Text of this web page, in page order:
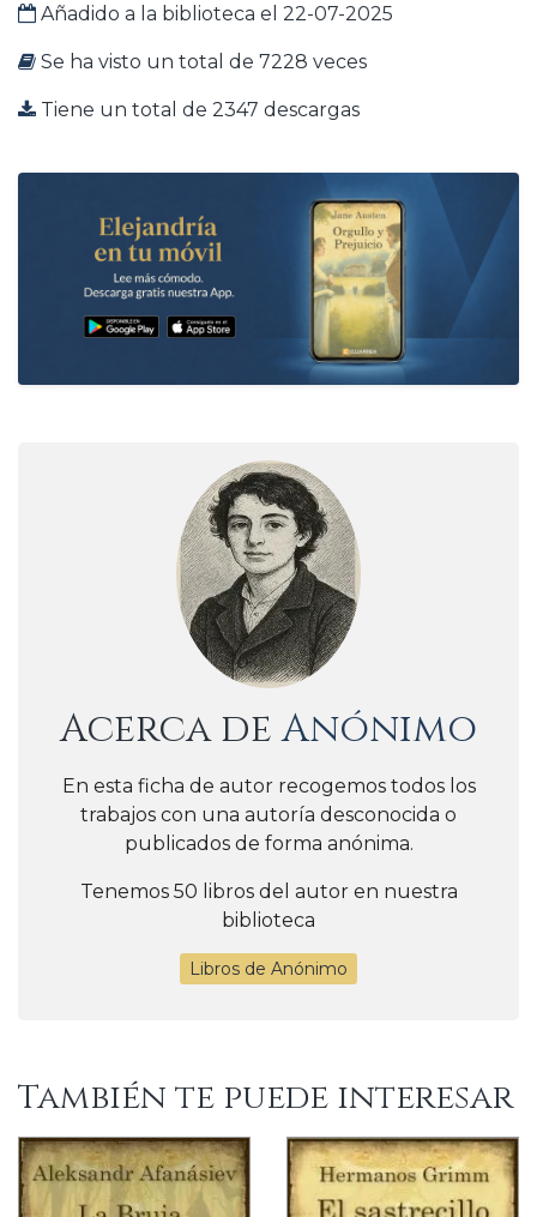
Añadido a la biblioteca el 22-07-2025
Se ha visto un total de 7228 veces
Tiene un total de 2347 descargas
Acerca deAnónimo
En esta ficha de autor recogemos todos los
trabajos con una autoría desconocida o
publicados de forma anónima.
Tenemos 50 libros del autor en nuestra
biblioteca
Libros de Anónimo
También te puede interesar